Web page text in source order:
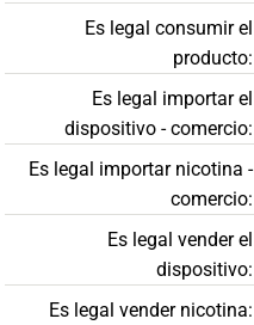
Es legal consumir el
producto:
Es legal importar el
dispositivo - comercio:
Es legal importar nicotina -
comercio:
Es legal vender el
dispositivo:
Es legal vender nicotina: